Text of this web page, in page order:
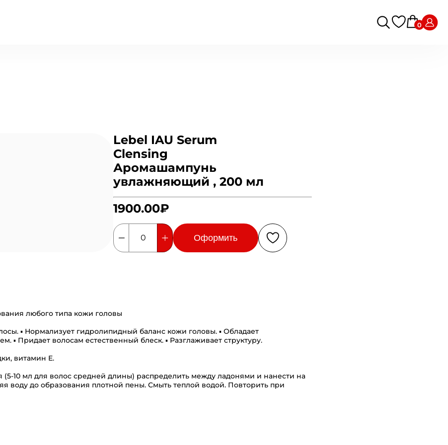
0
Lebel IAU Serum
Clensing
Аромашампунь
увлажняющий , 200 мл
1900.00₽
0 Оформить
любого типа кожи головы
▪ Нормализует гидролипидный баланс кожи головы. ▪ Обладает
Придает волосам естественный блеск. ▪ Разглаживает структуру.
витамин Е.
10 мл для волос средней длины) распределить между ладонями и нанести на
воду до образования плотной пены. Смыть теплой водой. Повторить при